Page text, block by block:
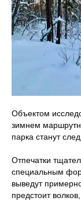
Объектом
зимнем
парка станут
Отпечатки
специальным
выведут
предстоит